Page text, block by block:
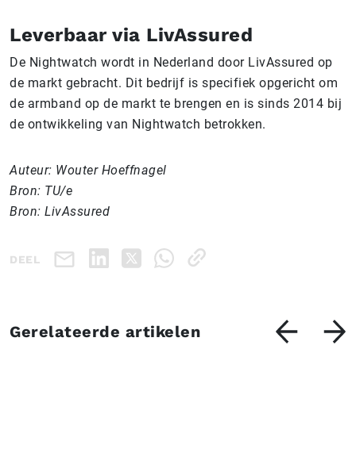
Leverbaar via LivAssured
De Nightwatch wordt in Nederland door LivAssured op
de markt gebracht. Dit bedrijf is specifiek opgericht om
de armband op de markt te brengen en is sinds 2014 bij
de ontwikkeling van Nightwatch betrokken.
Auteur: Wouter Hoeffnagel
Bron: TU/e
Bron: LivAssured
DEEL
Gerelateerde artikelen